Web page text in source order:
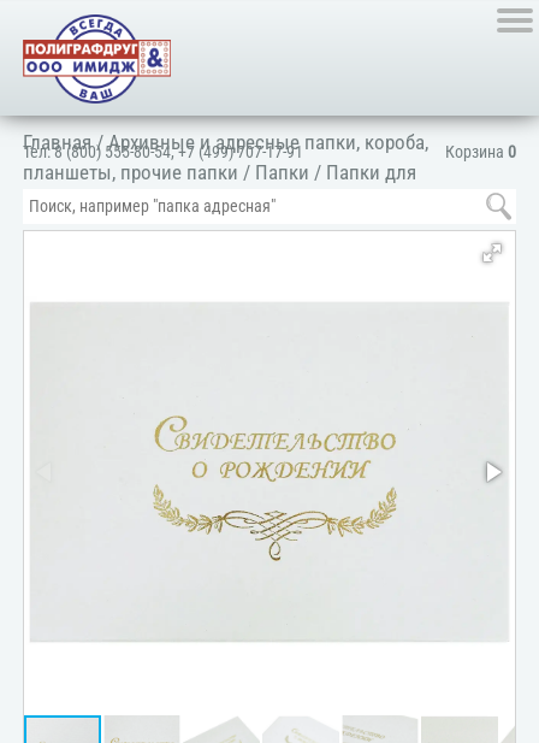
Корзина 0
Тел:8 (800) 555-80-54,+7 (499) 707-17-91
Главная/Архивные и адресные папки, короба,
планшеты, прочие папки / Папки / Папки для
документов/Для личных документов